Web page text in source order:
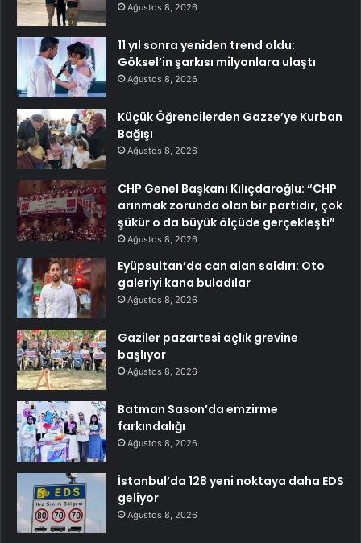
Ağustos 8, 2026
11 yıl sonra yeniden trend oldu:
Göksel’in şarkısı milyonlara ulaştı
Ağustos 8, 2026
Küçük Öğrencilerden Gazze’ye Kurban
Bağışı
Ağustos 8, 2026
CHP Genel Başkanı Kılıçdaroğlu: “CHP
arınmak zorunda olan bir partidir, çok
şükür o da büyük ölçüde gerçekleşti”
Ağustos 8, 2026
Eyüpsultan’da can alan saldırı: Oto
galeriyi kana buladılar
Ağustos 8, 2026
Gaziler pazartesi açlık grevine
başlıyor
Ağustos 8, 2026
Batman Sason’da emzirme
farkındalığı
Ağustos 8, 2026
İstanbul’da 128 yeni noktaya daha EDS
geliyor
Ağustos 8, 2026